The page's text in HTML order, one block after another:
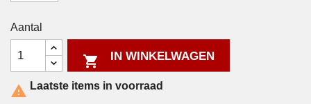
Aantal
 IN WINKELWAGEN
 Laatste items in voorraad